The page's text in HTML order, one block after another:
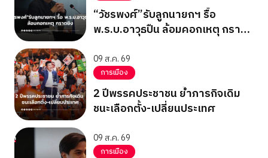
“วัชรพงศ์”รับลูกนายกฯ รื้อ
พ.ร.บ.อาวุธปืน ล้อมคอกเหตุ กราด
09 ส.ค. 69
การเมือง
2 ปีพรรคประชาชน ย้ำภารกิจเดิม
ชนะเลือกตั้ง-เปลี่ยนประเทศ
09 ส.ค. 69
การเมือง